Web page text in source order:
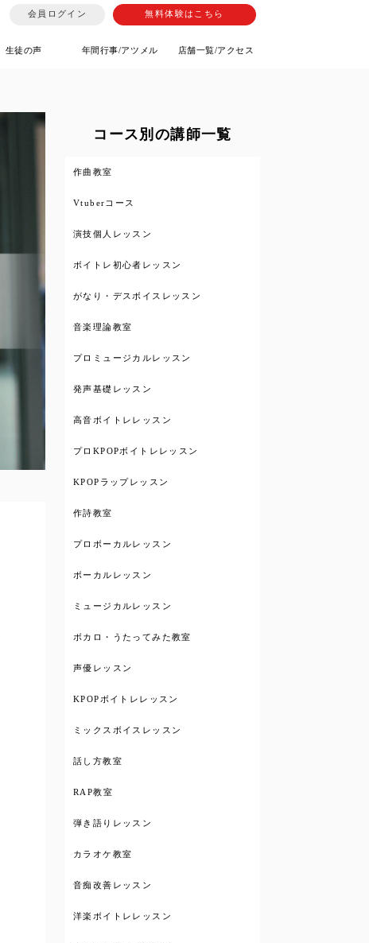
会員ログイン 無料体験はこちら
生徒の声 年間行事/アツメル 店舗一覧/アクセス
コース別の講師一覧
作曲教室
Vtuberコース
演技個人レッスン
ボイトレ初心者レッスン
がなり・デスボイスレッスン
音楽理論教室
プロミュージカルレッスン
発声基礎レッスン
高音ボイトレレッスン
プロKPOPボイトレレッスン
KPOPラップレッスン
作詩教室
プロボーカルレッスン
ボーカルレッスン
ミュージカルレッスン
ボカロ・うたってみた教室
声優レッスン
KPOPボイトレレッスン
ミックスボイスレッスン
話し方教室
RAP教室
弾き語りレッスン
カラオケ教室
音痴改善レッスン
洋楽ボイトレレッスン